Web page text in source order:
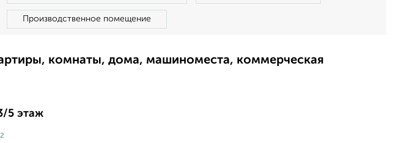
Производственное помещение
комнаты, дома, машиноместа, коммерческая
5 этаж